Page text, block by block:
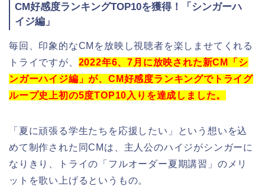
CM好感度ランキングTOP10を獲得！「シンガーハ
イジ編」
毎回、印象的なCMを放映し視聴者を楽しませてくれる
トライですが、 2022年6、7月に放映された新CM「シ
ンガーハイジ編」が、CM好感度ランキングでトライグ
ループ史上初の5度TOP10入りを達成しました。
「夏に頑張る学生たちを応援したい」という想いを込
めて制作された同CMは、主人公のハイジがシンガーに
なりきり、トライの「フルオーダー夏期講習」のメリ
ットを歌い上げるというもの。